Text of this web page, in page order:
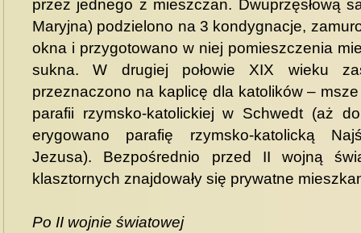
przez jednego z mieszczan. Dwuprzęsłową
Maryjna) podzielono na 3 kondygnacje,
okna i przygotowano w niej pomieszczenia
sukna. W drugiej połowie XIX wieku
przeznaczono na kaplicę dla katolików – msze
parafii rzymsko-katolickiej w Schwedt (aż
erygowano parafię rzymsko-katolicką
Jezusa). Bezpośrednio przed II wojną
klasztornych znajdowały się prywatne
Po II wojnie światowej